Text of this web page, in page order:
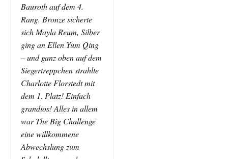
Bauroth auf dem 4.
Rang. Bronze sicherte
sich Mayla Reum, Silber
ging an Ellen Yum Qing
– und ganz oben auf dem
Siegertreppchen strahlte
Charlotte Florstedt mit
dem 1. Platz! Einfach
grandios! Alles in allem
war The Big Challenge
eine willkommene
Abwechslung zum